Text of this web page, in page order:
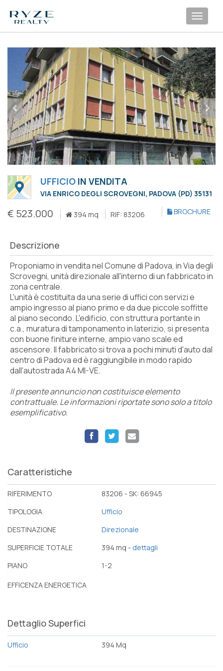
UFFICIO IN VENDITA
VIA ENRICO DEGLI SCROVEGNI, PADOVA (PD) 35131
€ 523.000 394 mq RIF: 83206 BROCHURE
Descrizione
Proponiamo in vendita nel Comune di Padova, in Via degli
Scrovegni, unità direzionale all'interno di un fabbricato in
zona centrale.
L'unità è costituita da una serie di uffici con servizi e
ampio ingresso al piano primo e da due piccole soffitte
al piano secondo. L'edificio, con struttura portante in
c.a., muratura di tamponamento in laterizio, si presenta
con buone finiture interne, ampio vano scale ed
ascensore. Il fabbricato si trova a pochi minuti d'auto dal
centro di Padova ed è raggiungibile in modo rapido
dall'autostrada A4 MI-VE.
Il presente annuncio non costituisce elemento
contrattuale. Le informazioni riportate sono solo a titolo
esemplificativo.
Caratteristiche
RIFERIMENTO
83206 - SK: 66945
TIPOLOGIA
Ufficio
DESTINAZIONE
Direzionale
SUPERFICIE TOTALE
394 mq - dettagli
PIANO
1-2
EFFICENZA ENERGETICA
Dettaglio Superfici
Ufficio 394 Mq